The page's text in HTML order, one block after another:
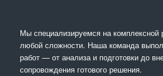
Мы специализируемся на комплексной
любой сложности. Наша команда
работ — от анализа и подготовки до
сопровождения готового решения.